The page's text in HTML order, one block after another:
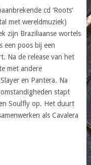
cd ‘Roots’
met wereldmuziek)
zijn Braziliaanse wortels
een poos bij een
Na de release van het
met andere
en Pantera. Na
stapt
Soulfly op. Het duurt
als Cavalera